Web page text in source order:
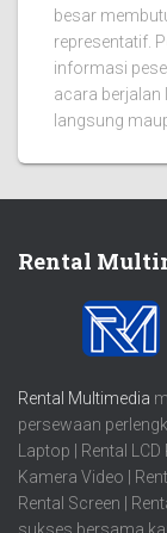
besar
representatif.
informasi
acara berjalan
langsung
Rental
Rental Multimedia
persewaan
Laptop | Rental
Kamera Video |
Rental Screen |